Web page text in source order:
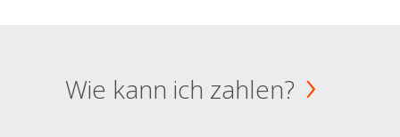
Wie kann ich zahlen?